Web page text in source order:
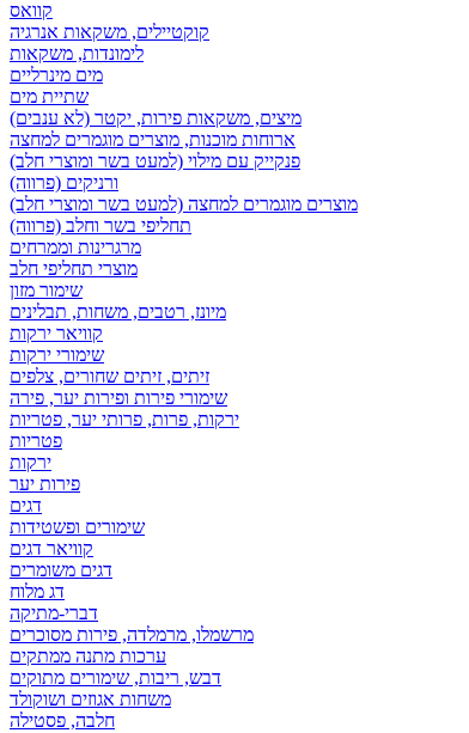
קוואס
קוקטיילים, משקאות אנרגיה
לימונדות, משקאות
מים מינרליים
שתיית מים
מיצים, משקאות פירות, יקטר (לא ענבים)
ארוחות מוכנות, מוצרים מוגמרים למחצה
פנקייק עם מילוי (למעט בשר ומוצרי חלב)
ורניקים (פרווה)
מוצרים מוגמרים למחצה (למעט בשר ומוצרי חלב)
תחליפי בשר וחלב (פרווה)
מרגרינות וממרחים
מוצרי תחליפי חלב
שימור מזון
מיונז, רטבים, משחות, תבלינים
קוויאר ירקות
שימורי ירקות
זיתים, זיתים שחורים, צלפים
שימורי פירות ופירות יער, פירה
ירקות, פרות, פרותי יער, פטריות
פטריות
ירקות
פירות יער
דגים
שימורים ופשטידות
קוויאר דגים
דגים משומרים
דג מלוח
דברי-מתיקה
מרשמלו, מרמלדה, פירות מסוכרים
ערכות מתנה ממתקים
דבש, ריבות, שימורים מתוקים
משחות אגוזים ושוקולד
חלבה, פסטילה